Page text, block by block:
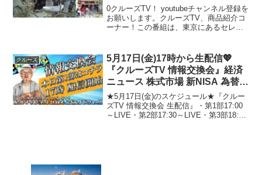
ー 財布 ハリウッドトレーディン
グカンパニー HTC クルーズロー
ライダー ローチャリ
0クルーズTV！ youtubeチャンネル登録を
お願いします。クルーズTV、商品紹介コ
ーナー！この番組は、東京にあるセレク
ます。 スタジオのあるこの場所、セレク
トショッ...
クルーズ
5月17日(金)17時から生配信💖
『クルーズTV 情報交換会』経済
ニュース 株式市場 新NISA 為替情
報 世界情勢 RV GESARA 黄金時
代 ベトナムドン イラクディナー
ル ベーシックインカム
★5月17日(金)のスケジュール★『クルー
ズTV 情報交換会 生配信』・第1部17:00
～LIVE・第2部17:30～LIVE・第3部18:00